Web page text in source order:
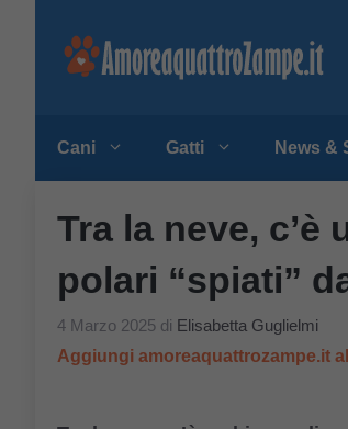
Cani Gatti News &
Tra la neve,
polari “spiati”
4 Marzo 2025 di Elisabetta Guglielmi
Aggiungi amoreaquattrozampe.it